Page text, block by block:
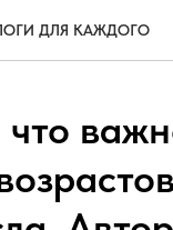
ДЛЯ КАЖДОГО